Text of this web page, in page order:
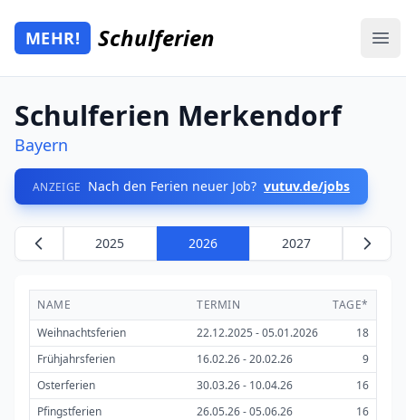
Zum Hauptinhalt springen
Mehr Schulferien
MEHR! Schulferien
Schulferien Merkendorf
Bayern
ANZEIGE Nach den Ferien neuer Job? vutuv.de/jobs
2025 2026 2027
NAME TERMIN
TAGE*
Weihnachtsferien
22.12.2025 - 05.01.2026
18
Frühjahrsferien
16.02.26 - 20.02.26
9
Osterferien
30.03.26 - 10.04.26
16
Pfingstferien
26.05.26 - 05.06.26
16